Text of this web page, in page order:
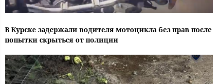
В Курске задержали водителя мотоцикла без прав после
попытки скрыться от полиции